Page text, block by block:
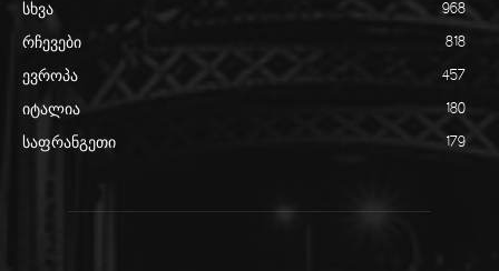
სხვა 968
რჩევები 818
ევროპა 457
იტალია 180
საფრანგეთი 179